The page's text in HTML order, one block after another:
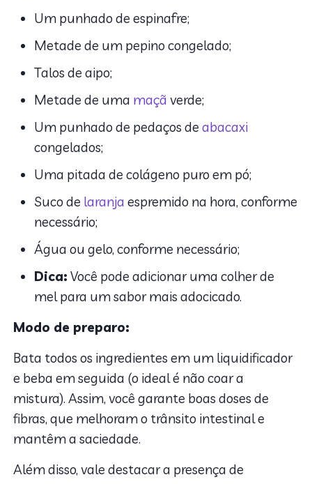
Um punhado de espinafre;
Metade de um pepino congelado;
Talos de aipo;
Metade de uma maçã verde;
Um punhado de pedaços deabacaxi
congelados;
Uma pitada de colágeno puro em pó;
Suco de laranja espremido na hora, conforme
necessário;
Água ou gelo, conforme necessário;
Dica: Você pode adicionar uma colher de
mel para um sabor mais adocicado.
Modo de preparo:
Bata todos os ingredientes em um liquidificador
e beba em seguida (o ideal é não coar a
mistura). Assim, você garante boas doses de
fibras, que melhoram o trânsito intestinal e
mantêm a saciedade.
Além disso, vale destacar a presença de